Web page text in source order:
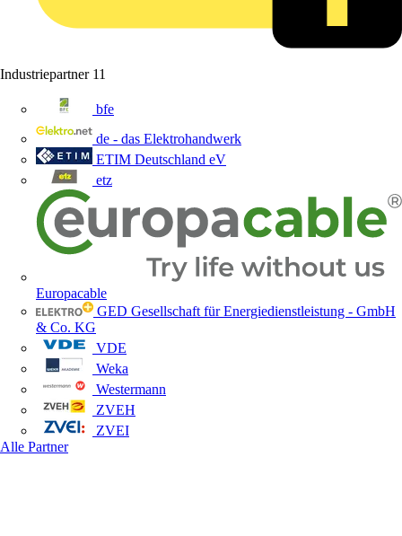
Industriepartner 11
bfe
de - das Elektrohandwerk
ETIM Deutschland eV
etz
Europacable
GED Gesellschaft für Energiedienstleistung - GmbH
& Co. KG
VDE
Weka
Westermann
ZVEH
ZVEI
Alle Partner